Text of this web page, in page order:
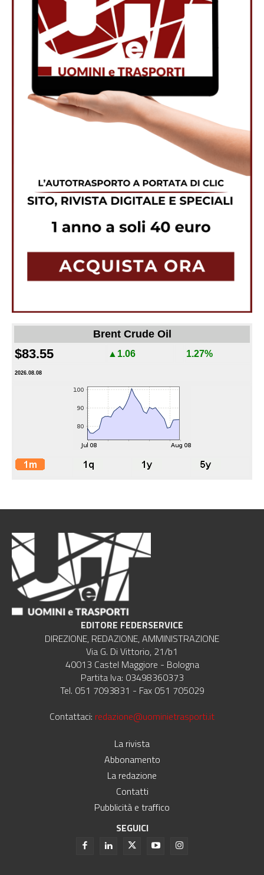
Brent Crude Oil
$83.55 ▲1.06 1.27%
2026.08.08
EDITORE FEDERSERVICE
DIREZIONE, REDAZIONE, AMMINISTRAZIONE
Via G. Di Vittorio, 21/b1
40013 Castel Maggiore - Bologna
Partita Iva: 03498360373
Tel. 051 7093831 - Fax 051 705029
Contattaci: redazione@uominietrasporti.it
La rivista
Abbonamento
La redazione
Contatti
Pubblicità e traffico
SEGUICI